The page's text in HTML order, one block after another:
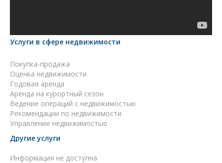
Услуги в сфере недвижимости
Покупка-продажа
Оценка недвижимости
Годовая аренда
Аренда на курортный сезон
Ведение операций с недвижимостью
Рекомендации по недвижимости
Управление недвижимостью
Другие услуги
Информация не доступна